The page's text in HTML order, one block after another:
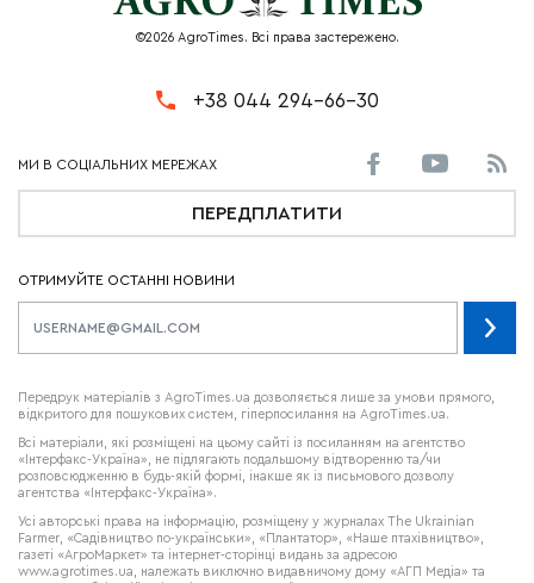
©2026 AgroTimes. Всі права застережено.
+38 044 294-66-30
ПЕРЕДПЛАТИТИ
ОТРИМУЙТЕ ОСТАННІ НОВИНИ
Передрук матеріалів з AgroTimes.ua дозволяється лише за умови прямого,
відкритого для пошукових систем, гіперпосилання на AgroTimes.ua.
Всі матеріали, які розміщені на цьому сайті із посиланням на агентство
«Інтерфакс-Україна», не підлягають подальшому відтворенню та/чи
розповсюдженню в будь-якій формі, інакше як із письмового дозволу
агентства «Інтерфакс-Україна».
Усі авторські права на інформацію, розміщену у журналах The Ukrainian
Farmer, «Садівництво по-українськи», «Плантатор», «Наше птахівництво»,
газеті «АгроМаркет» та інтернет-сторінці видань за адресою
www.agrotimes.ua, належать виключно видавничому дому «АГП Медіа» та